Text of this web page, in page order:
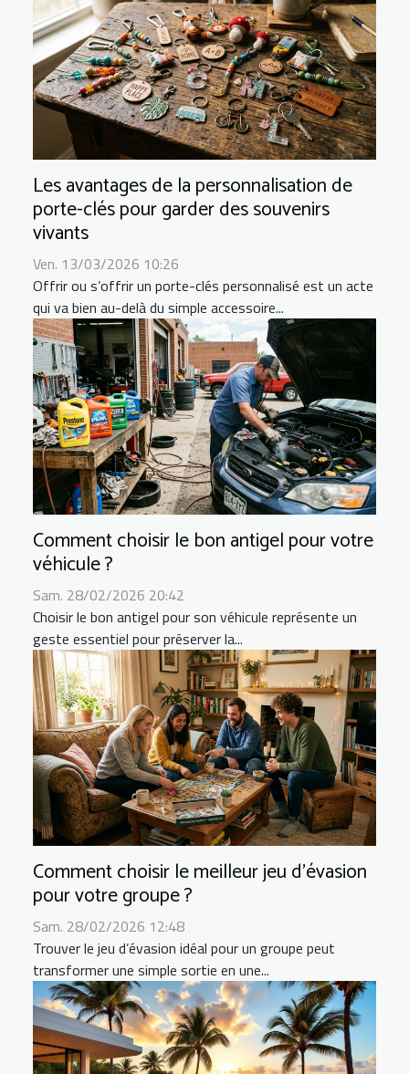
Les avantages de la personnalisation de
porte-clés pour garder des souvenirs
vivants
Ven. 13/03/2026 10:26
Offrir ou s’offrir un porte-clés personnalisé est un acte
qui va bien au-delà du simple accessoire...
Comment choisir le bon antigel pour votre
véhicule ?
Sam. 28/02/2026 20:42
Choisir le bon antigel pour son véhicule représente un
geste essentiel pour préserver la...
Comment choisir le meilleur jeu d'évasion
pour votre groupe ?
Sam. 28/02/2026 12:48
Trouver le jeu d’évasion idéal pour un groupe peut
transformer une simple sortie en une...